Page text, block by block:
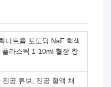
나트륨 포도당 NaF 회색
플라스틱 1-10ml 혈장 항
진공 튜브, 진공 혈액 채